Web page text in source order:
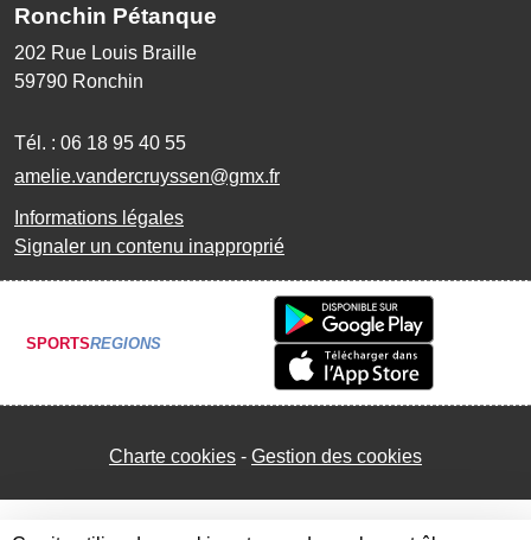
Ronchin Pétanque
202 Rue Louis Braille
59790 Ronchin
Tél. : 06 18 95 40 55
amelie.vandercruyssen@gmx.fr
Informations légales
Signaler un contenu inapproprié
SPORTSREGIONS
Charte cookies Gestion des cookies